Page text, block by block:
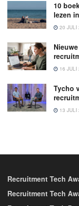
10
lezen
20 JULI
16 JULI
Tycho
13 JULI
Recruitment Tech
Recruitment Tech